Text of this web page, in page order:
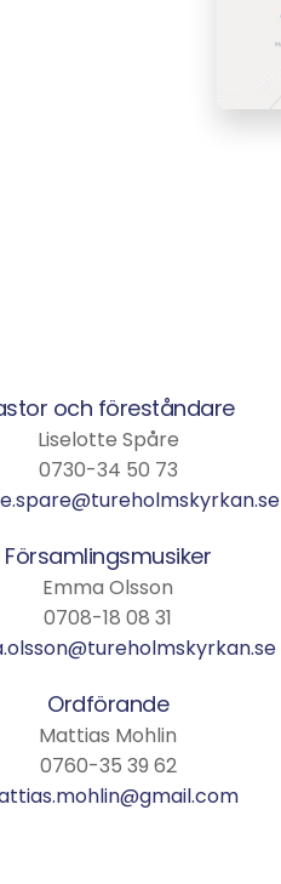
och föreståndare
Liselotte Spåre
0730-34 50 73
Församlingsmusiker
Emma Olsson
0708-18 08 31
Ordförande
Mattias Mohlin
0760-35 39 62